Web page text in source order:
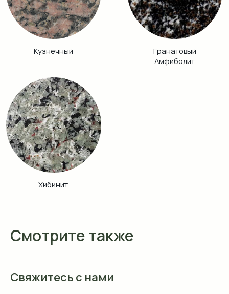
Смотрите также
Свяжитесь с нами